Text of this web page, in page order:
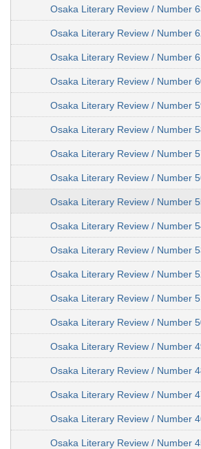
Osaka Literary Review / Number
Osaka Literary Review / Number
Osaka Literary Review / Number
Osaka Literary Review / Number
Osaka Literary Review / Number
Osaka Literary Review / Number
Osaka Literary Review / Number
Osaka Literary Review / Number
Osaka Literary Review / Number
Osaka Literary Review / Number
Osaka Literary Review / Number
Osaka Literary Review / Number
Osaka Literary Review / Number
Osaka Literary Review / Number
Osaka Literary Review / Number
Osaka Literary Review / Number
Osaka Literary Review / Number
Osaka Literary Review / Number
Osaka Literary Review / Number